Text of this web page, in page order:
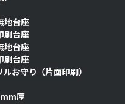
台座
台座
台座
台座
ルお守り（片面印刷）
厚